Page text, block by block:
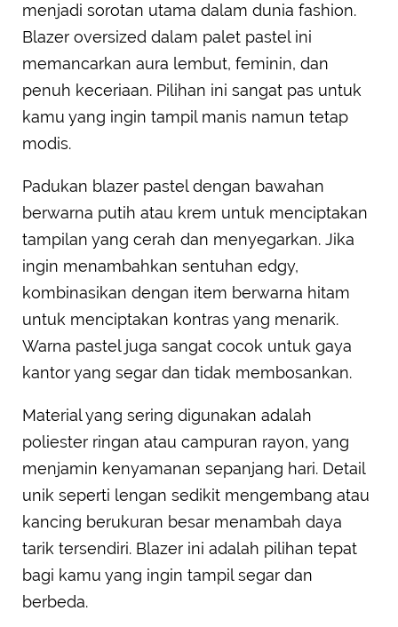
menjadi sorotan utama dalam dunia fashion.
Blazer oversized dalam palet pastel ini
memancarkan aura lembut, feminin, dan
penuh keceriaan. Pilihan ini sangat pas untuk
kamu yang ingin tampil manis namun tetap
modis.
Padukan blazer pastel dengan bawahan
berwarna putih atau krem untuk menciptakan
tampilan yang cerah dan menyegarkan. Jika
ingin menambahkan sentuhan edgy,
kombinasikan dengan item berwarna hitam
untuk menciptakan kontras yang menarik.
Warna pastel juga sangat cocok untuk gaya
kantor yang segar dan tidak membosankan.
Material yang sering digunakan adalah
poliester ringan atau campuran rayon, yang
menjamin kenyamanan sepanjang hari. Detail
unik seperti lengan sedikit mengembang atau
kancing berukuran besar menambah daya
tarik tersendiri. Blazer ini adalah pilihan tepat
bagi kamu yang ingin tampil segar dan
berbeda.